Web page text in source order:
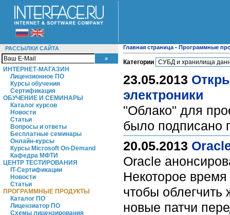
РАССЫЛКИ САЙТА
ИНТЕРНЕТ-МАГАЗИН
Лицензионное ПО
Курсы обучения
Сертификация
ОБУЧЕНИЕ И СЕМИНАРЫ
Каталог курсов
Новости
Статьи
Вопросы и ответы
Бесплатные семинары
Онлайн-курсы
Курсы Microsoft On-Demand
Кафедра МФТИ
ЦЕНТР ТЕСТИРОВАНИЯ
IT-Сертификации
Новости
Статьи
ПРОГРАММНЫЕ ПРОДУКТЫ
Каталог ПО
Лицензиатор ПО
Схемы лицензирования
Главная страница - Программные
Категории
23.05.2013
электроники
"Облако" для
было подписано
20.05.2013
Oracle
Некоторое
чтобы облегчить
новые патчи